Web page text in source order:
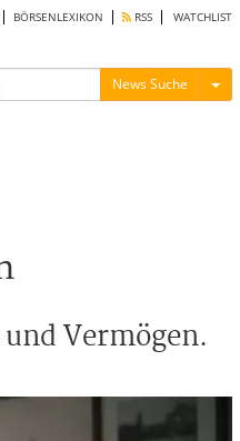
BÖRSENLEXIKON RSS WATCHLIST
News Suche
Vermögen.